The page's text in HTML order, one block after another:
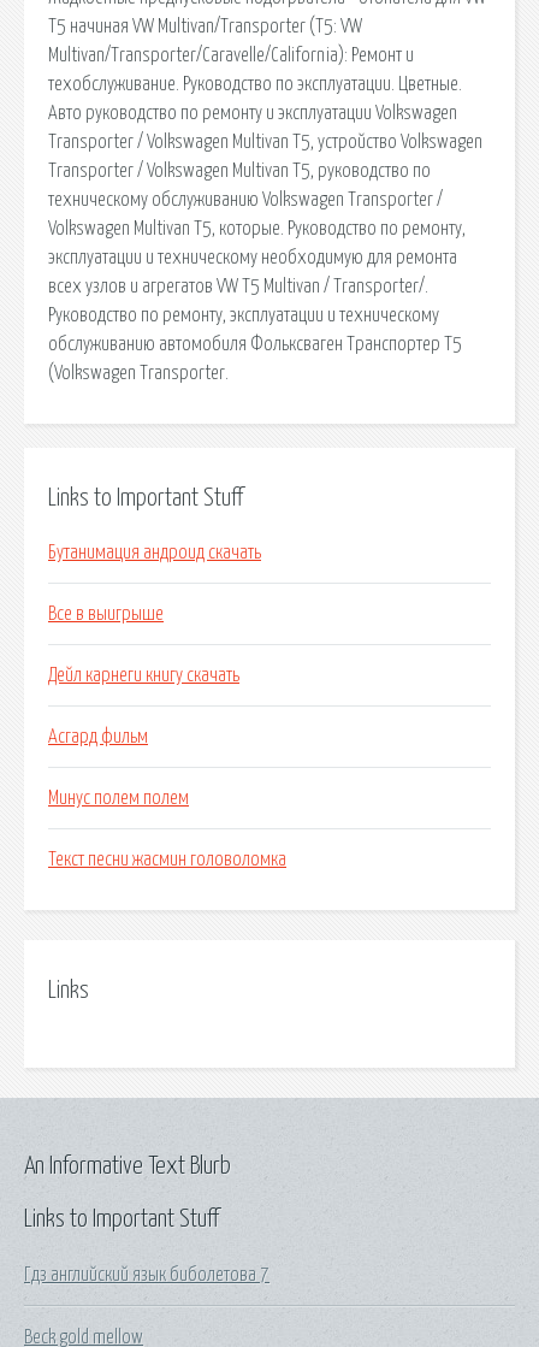
T5 начиная VW Multivan/Transporter (Т5: VW
Multivan/Transporter/Caravelle/California): Ремонт и
техобслуживание. Руководство по эксплуатации. Цветные.
Авто руководство по ремонту и эксплуатации Volkswagen
Transporter / Volkswagen Multivan T5, устройство Volkswagen
Transporter / Volkswagen Multivan T5, руководство по
техническому обслуживанию Volkswagen Transporter /
Volkswagen Multivan T5, которые. Руководство по ремонту,
эксплуатации и техническому необходимую для ремонта
всех узлов и агрегатов VW T5 Multivan / Transporter/.
Руководство по ремонту, эксплуатации и техническому
обслуживанию автомобиля Фольксваген Транспортер Т5
(Volkswagen Transporter.
Links to Important Stuff
Бутанимация андроид скачать
Все в выигрыше
Дейл карнеги книгу скачать
Асгард фильм
Минус полем полем
Текст песни жасмин головоломка
Links
Links to Important Stuff
Гдз английский язык биболетова 7
Beck gold mellow
An Informative Text Blurb